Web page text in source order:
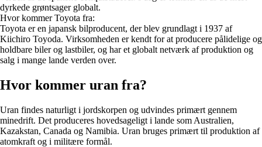
dyrkede grøntsager globalt.
Hvor kommer Toyota fra:
Toyota er en japansk bilproducent, der blev grundlagt i 1937 af
Kiichiro Toyoda. Virksomheden er kendt for at producere pålidelige og
holdbare biler og lastbiler, og har et globalt netværk af produktion og
salg i mange lande verden over.
Hvor kommer uran fra?
Uran findes naturligt i jordskorpen og udvindes primært gennem
minedrift. Det produceres hovedsageligt i lande som Australien,
Kazakstan, Canada og Namibia. Uran bruges primært til produktion af
atomkraft og i militære formål.